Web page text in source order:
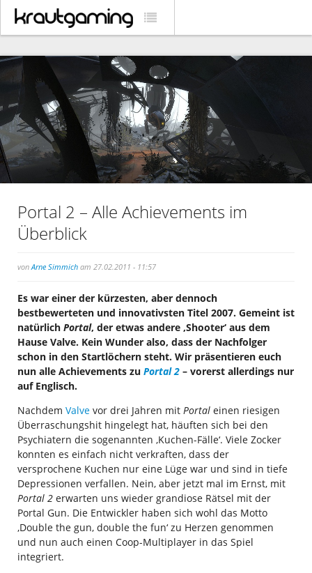
Portal 2 – Alle Achievements im
Überblick
von Arne Simmich am 27.02.2011 - 11:57
Es war einer der kürzesten, aber dennoch
bestbewerteten und innovativsten Titel 2007. Gemeint ist
natürlich Portal, der etwas andere ‚Shooter‘ aus dem
Hause Valve. Kein Wunder also, dass der Nachfolger
schon in den Startlöchern steht. Wir präsentieren euch
nun alle Achievements zu Portal 2 – vorerst allerdings nur
auf Englisch.
Nachdem Valve vor drei Jahren mit Portal einen riesigen
Überraschungshit hingelegt hat, häuften sich bei den
Psychiatern die sogenannten ‚Kuchen-Fälle‘. Viele Zocker
konnten es einfach nicht verkraften, dass der
versprochene Kuchen nur eine Lüge war und sind in tiefe
Depressionen verfallen. Nein, aber jetzt mal im Ernst, mit
Portal 2 erwarten uns wieder grandiose Rätsel mit der
Portal Gun. Die Entwickler haben sich wohl das Motto
‚Double the gun, double the fun‘ zu Herzen genommen
und nun auch einen Coop-Multiplayer in das Spiel
integriert.